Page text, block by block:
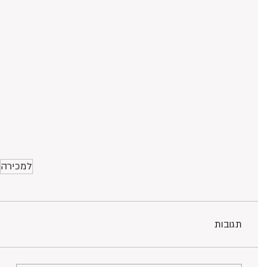
למכירה
תגובות